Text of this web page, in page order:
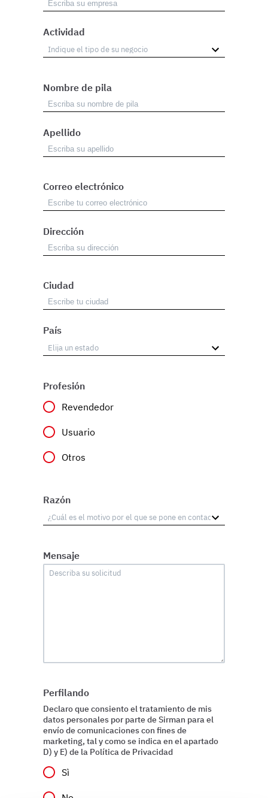
Actividad
Nombre de pila
Apellido
Correo electrónico
Dirección
Ciudad
País
Profesión
Revendedor
Usuario
Otros
Razón
Mensaje
Perfilando
Declaro que consiento el tratamiento de mis
datos personales por parte de Sirman para el
envío de comunicaciones con fines de
marketing, tal y como se indica en el apartado
D) y E) de la Política de Privacidad
Sì